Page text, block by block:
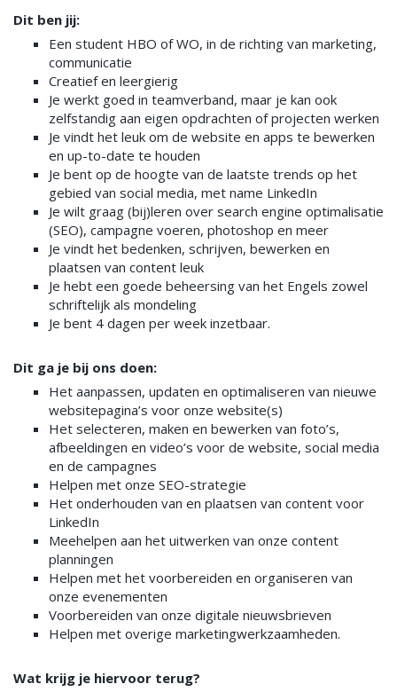
Dit ben jij:
Een student HBO of WO, in de richting van marketing,
communicatie
Creatief en leergierig
Je werkt goed in teamverband, maar je kan ook
zelfstandig aan eigen opdrachten of projecten werken
Je vindt het leuk om de website en apps te bewerken
en up-to-date te houden
Je bent op de hoogte van de laatste trends op het
gebied van social media, met name LinkedIn
Je wilt graag (bij)leren over search engine optimalisatie
(SEO), campagne voeren, photoshop en meer
Je vindt het bedenken, schrijven, bewerken en
plaatsen van content leuk
Je hebt een goede beheersing van het Engels zowel
schriftelijk als mondeling
Je bent 4 dagen per week inzetbaar.
Dit ga je bij ons doen:
Het aanpassen, updaten en optimaliseren van nieuwe
websitepagina’s voor onze website(s)
Het selecteren, maken en bewerken van foto’s,
afbeeldingen en video’s voor de website, social media
en de campagnes
Helpen met onze SEO-strategie
Het onderhouden van en plaatsen van content voor
LinkedIn
Meehelpen aan het uitwerken van onze content
planningen
Helpen met het voorbereiden en organiseren van
onze evenementen
Voorbereiden van onze digitale nieuwsbrieven
Helpen met overige marketingwerkzaamheden.
Wat krijg je hiervoor terug?